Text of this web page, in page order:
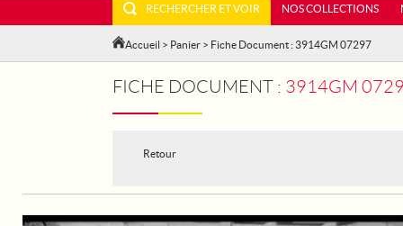
RECHERCHER ET VOIR NOS COLLECTIONS
Accueil > Panier > Fiche Document : 3914GM 07297
FICHE DOCUMENT : 3914GM
Retour